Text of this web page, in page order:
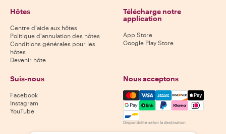
Hôtes
Centre d'aide aux hôtes
Politique d'annulation des hôtes
Conditions générales pour les
hôtes
Devenir hôte
Télécharge notre
application
App Store
Google Play Store
Suis-nous
Facebook
Instagram
YouTube
Nous acceptons
Mastercard, Visa, Amex,
Disponibilité selon la destination